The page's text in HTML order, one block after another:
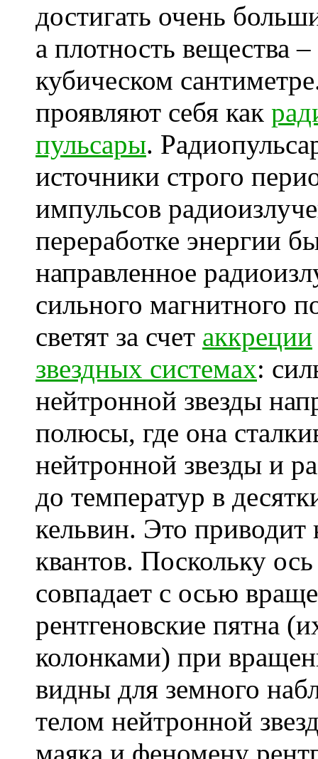
достигать очень
а плотность вещества
кубическом
проявляют себя как
пульсары.
источники строго
импульсов
переработке энергии
направленное
сильного магнитного
светят за счет аккреции
звездных системах:
нейтронной звезды
полюсы, где она
нейтронной звезды и
до температур в
кельвин. Это приводит
квантов. Поскольку
совпадает с осью
рентгеновские пятна
колонками) при
видны для земного
телом нейтронной